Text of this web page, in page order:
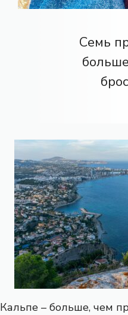
Семь
Кальпе – больше, чем